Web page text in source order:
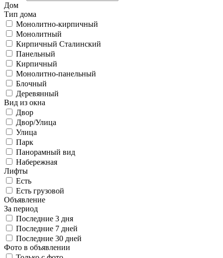
Дом
Тип дома
Монолитно-кирпичный
Монолитный
Кирпичный Сталинский
Панельный
Кирпичный
Монолитно-панельный
Блочный
Деревянный
Вид из окна
Двор
Двор/Улица
Улица
Парк
Панорамный вид
Набережная
Лифты
Есть
Есть грузовой
Объявление
За период
Последние 3 дня
Последние 7 дней
Последние 30 дней
Фото в объявлении